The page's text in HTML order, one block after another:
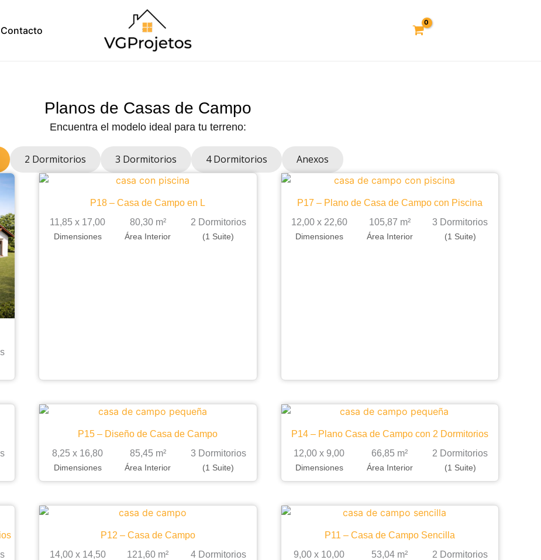
Contacto
Planos de Casas de Campo
Encuentra el modelo ideal para tu terreno:
2 Dormitorios 3 Dormitorios 4 Dormitorios Anexos
P18 – Casa de Campo en L
11,85 x 17,00
Dimensiones
80,30 m²
Área Interior
2 Dormitorios
(1 Suite)
P17 – Plano de Casa de Campo con Piscina
12,00 x 22,60
Dimensiones
105,87 m²
Área Interior
3 Dormitorios
(1 Suite)
P15 – Diseño de Casa de Campo
8,25 x 16,80
Dimensiones
85,45 m²
Área Interior
3 Dormitorios
(1 Suite)
P14 – Plano Casa de Campo con 2 Dormitorios
12,00 x 9,00
Dimensiones
66,85 m²
Área Interior
2 Dormitorios
(1 Suite)
P12 – Casa de Campo
14,00 x 14,50
121,60 m² 4 Dormitorios
P11 – Casa de Campo Sencilla
9,00 x 10,00
53,04 m² 2 Dormitorios